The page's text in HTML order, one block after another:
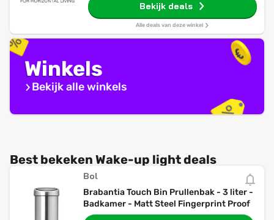
Bekijk deals
Alle deals van deze winkel
Winkels
Bekijk alle winkels
Best bekeken Wake-up light deals
Bol
Brabantia Touch Bin Prullenbak - 3 liter -
Badkamer - Matt Steel Fingerprint Proof